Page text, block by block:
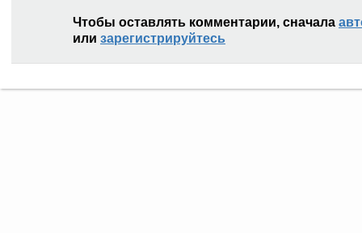
Чтобы оставлять комментарии, сначала
или зарегистрируйтесь